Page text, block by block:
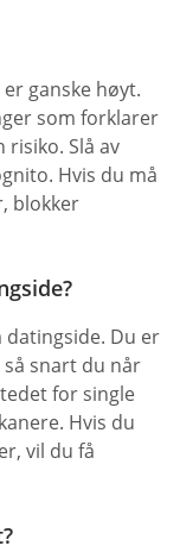
ganske høyt.
som forklarer
Slå av
Hvis du må
blokker
datingside. Du er
snart du når
for single
Hvis du
vil du få